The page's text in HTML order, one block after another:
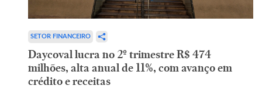
SETOR FINANCEIRO
Daycoval lucra no 2º trimestre R$ 474
milhões, alta anual de 11%, com avanço em
crédito e receitas